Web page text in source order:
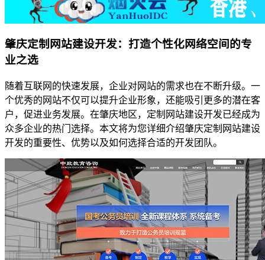
肇庆定制网站建设开发：打造个性化网络空间的专
业之选
随着互联网的快速发展，企业对网站的需求也在不断升级。一
个优秀的网站不仅可以提升企业形象，还能吸引更多的潜在客
户，促进业务发展。在肇庆地区，定制网站建设开发已经成为
众多企业的热门选择。本文将为您详细介绍肇庆定制网站建设
开发的重要性、优势以及如何选择合适的开发团队。